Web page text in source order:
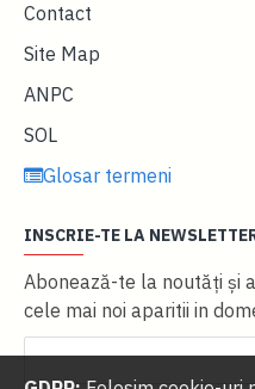
Contact
Site Map
ANPC
SOL
Glosar termeni
INSCRIE-TE LA
Abonează-te la noutăţi și
cele mai noi aparitii in